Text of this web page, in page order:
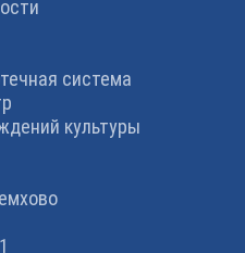
система
культуры